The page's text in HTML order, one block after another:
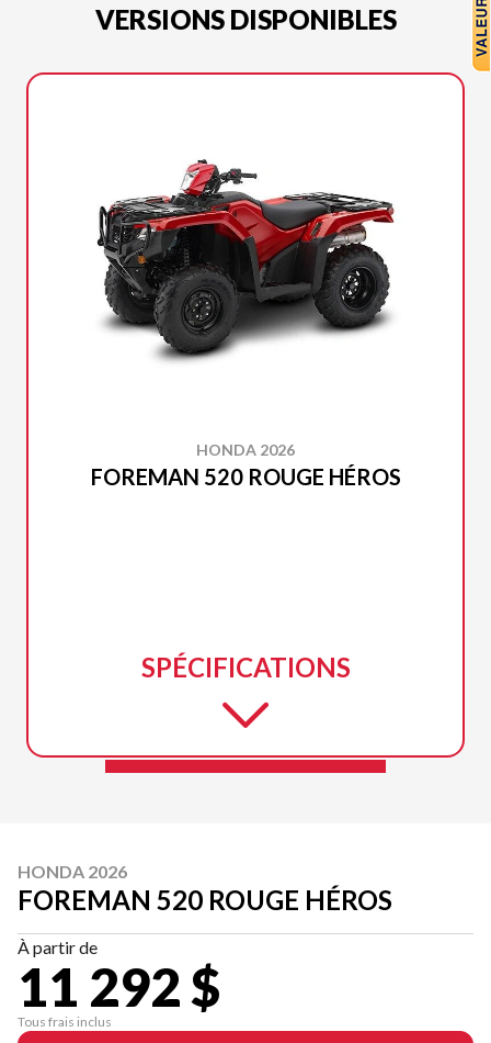
VERSIONS DISPONIBLES
HONDA 2026
FOREMAN 520 ROUGE HÉROS
SPÉCIFICATIONS
HONDA 2026
FOREMAN 520 ROUGE HÉROS
À partir de
11 292 $
Tous frais inclus